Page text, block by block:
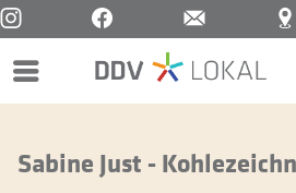
Menü
Sabine Just -